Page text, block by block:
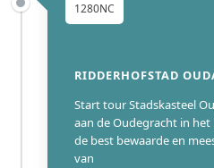
1280NC
RIDDERHOFSTAD
Start tour Stadskasteel
aan de Oudegracht in
de best bewaarde en
van